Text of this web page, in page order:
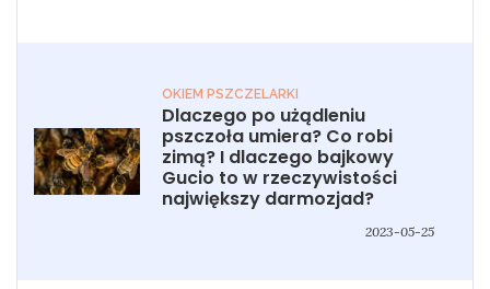
OKIEM PSZCZELARKI
Dlaczego po użądleniu
pszczoła umiera? Co robi
zimą? I dlaczego bajkowy
Gucio to w rzeczywistości
największy darmozjad?
2023-05-25